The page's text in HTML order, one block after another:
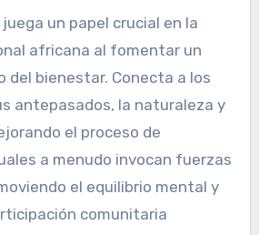
un papel crucial en la
africana al fomentar un
del bienestar. Conecta a los
antepasados, la naturaleza y
el proceso de
a menudo invocan fuerzas
el equilibrio mental y
comunitaria